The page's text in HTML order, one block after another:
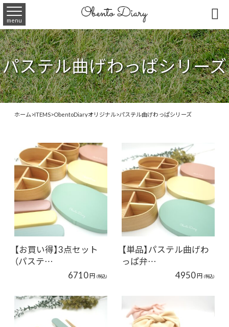
menu 
パステル曲げわっぱシリーズ
ホーム>ITEMS>ObentoDiaryオリジナル>パステル曲げわっぱシリーズ
【お買い得】3点セット
（パステ…
6710円 (税込)
【単品】パステル曲げわ
っぱ弁…
4950円 (税込)